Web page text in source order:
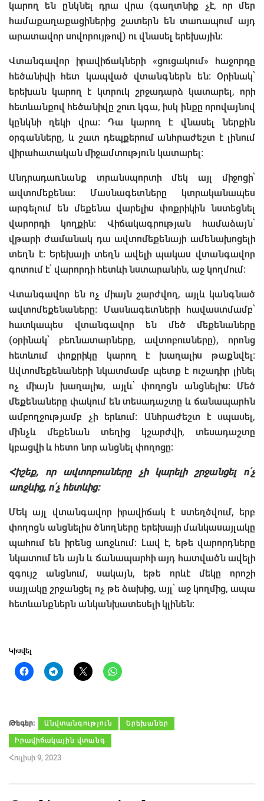
կարող են ընկնել դրա վրա (գաղտնիք չէ, որ մեր
համաքաղաքացիներից շատերն են տառապում այդ
արատավոր սովորույթով) ու վնասել երեխային:
Վտանգավոր իրավիճակների «ցուցակում» հաջորդը
հեծանիվի հետ կապված վտանգներն են: Օրինակ՝
երեխան կարող է կտրուկ շրջադարձ կատարել, որի
հետևանքով հեծանիվը շուռ կգա, իսկ ինքը որովայնով
կընկնի ղեկի վրա: Դա կարող է վնասել ներքին
օրգանները, և շատ դեպքերում անհրաժեշտ է լինում
վիրահատական միջամտություն կատարել:
Անդրադառնանք տրանսպորտի մեկ այլ միջոցի՝
ավտոմեքենա: Մասնագետները կտրականապես
արգելում են մեքենա վարելիս փոքրիկին նստեցնել
վարորդի կողքին: Վիճակագրության համաձայն՝
վթարի ժամանակ դա ավտոմեքենայի ամենախոցելի
տեղն է: Երեխայի տեղն ավելի պակաս վտանգավոր
գոտում է՝ վարորդի հետևի նստարանին, աջ կողմում:
Վտանգավոր են ոչ միայն շարժվող, այլև կանգնած
ավտոմեքենաները: Մասնագետների հավաստմամբ՝
հատկապես վտանգավոր են մեծ մեքենաները
(օրինակ՝ բեռնատարները, ավտոբուսները), որոնց
հետևում փոքրիկը կարող է խաղալիս թաքնվել:
Ավտոմեքենաների նկատմամբ պետք է ուշադիր լինել
ոչ միայն խաղալիս, այլև՝ փողոցն անցնելիս: Մեծ
մեքենաները փակում են տեսադաշտը և ճանապարհն
ամբողջությամբ չի երևում: Անհրաժեշտ է սպասել,
մինչև մեքենան տեղից կշարժվի, տեսադաշտը
կբացվի և հետո նոր անցնել փողոցը:
Հիշեք, որ ավտոբուսները չի կարելի շրջանցել ո՛չ
առջևից, ո՛չ հետևից:
ՄԵկ այլ վտանգավոր իրավիճակ է ստեղծվում, երբ
փողոցն անցնելիս ծնողները երեխայի մանկասայլակը
պահում են իրենց առջևում: Լավ է, եթե վարորդները
նկատում են այն և ճանապարհի այդ հատվածն ավելի
զգույշ անցնում, սակայն, եթե որևէ մեկը որոշի
սայլակը շրջանցել ոչ թե ձախից, այլ՝ աջ կողմից, ապա
հետևանքներն անկանխատեսելի կլինեն:
Կիսվել
Թեգեր։ Անվտանգություն Երեխաներ
Իրավիճակային վտանգ
Հուլիսի 9, 2023